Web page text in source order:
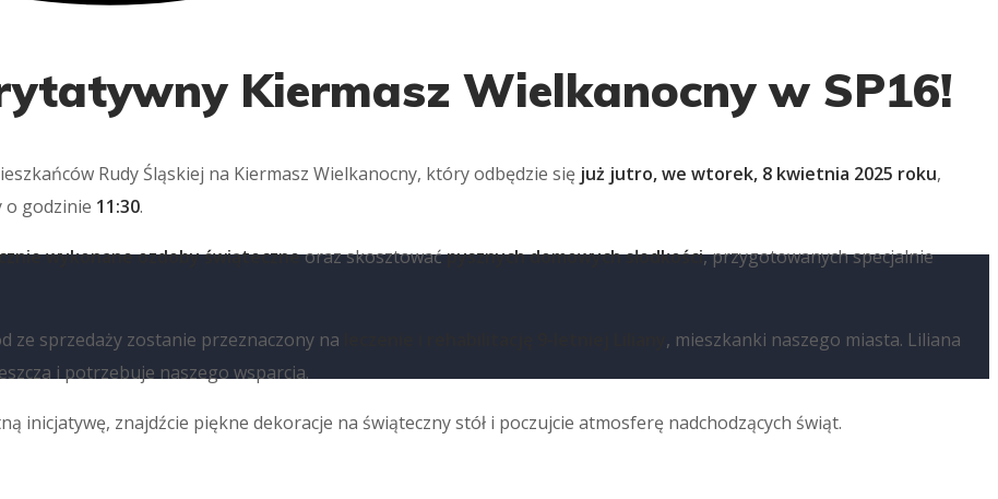
Kiermasz Wielkanocny w SP16!
Rudy Śląskiej na Kiermasz Wielkanocny, który odbędzie się już jutro, we wtorek, 8 kwietnia 2025 roku,
o godzinie 11:30.
wykonane ozdoby świąteczneoraz skosztowaćpysznych domowych słodkości, przygotowanych specjalnie
ze sprzedaży zostanie przeznaczony na
, mieszkanki naszego miasta. Liliana
i potrzebuje naszego wsparcia.
inicjatywę, znajdźcie piękne dekoracje na świąteczny stół i poczujcie atmosferę nadchodzących świąt.